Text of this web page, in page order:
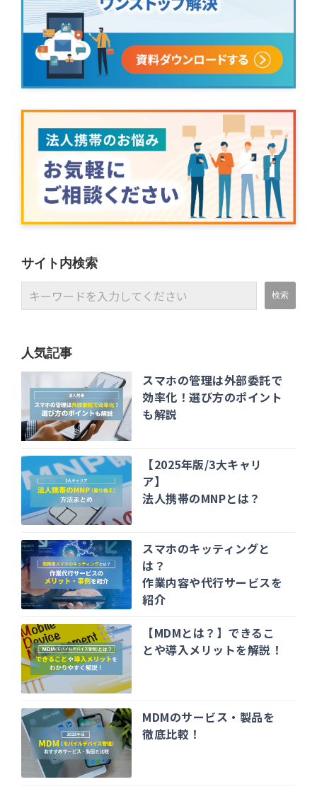
サイト内検索
人気記事
スマホの管理は外部委託で
効率化！選び方のポイント
も解説
【2025年版/3大キャリ
ア】
法人携帯のMNPとは？
スマホのキッティングと
は？
作業内容や代行サービスを
紹介
【MDMとは？】できるこ
とや導入メリットを解説！
MDMのサービス・製品を
徹底比較！